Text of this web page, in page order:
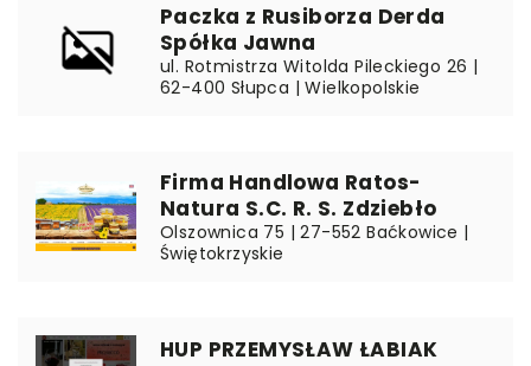
Paczka z Rusiborza Derda
Spółka Jawna
ul. Rotmistrza Witolda Pileckiego 26 |
62-400 Słupca | Wielkopolskie
Firma Handlowa Ratos-
Natura S.C. R. S. Zdziebło
Olszownica 75 | 27-552 Baćkowice |
Świętokrzyskie
HUP PRZEMYSŁAW ŁABIAK